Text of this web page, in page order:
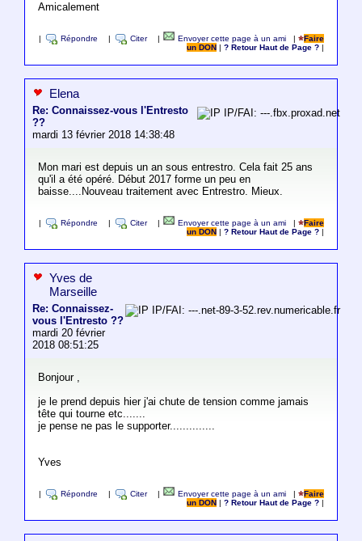
Amicalement
Répondre Citer Envoyer cette page à un ami |
Faire
un DON
|? Retour Haut de Page ?
Elena
Re: Connaissez-vous l'Entresto
??
mardi 13 février 2018 14:38:48
IP/FAI: ---.fbx.proxad.net
Mon mari est depuis un an sous entrestro. Cela fait 25 ans
qu'il a été opéré. Début 2017 forme un peu en
baisse....Nouveau traitement avec Entrestro. Mieux.
Répondre Citer Envoyer cette page à un ami |
Faire
un DON
|? Retour Haut de Page ?
Yves de
Marseille
Re: Connaissez-
vous l'Entresto ??
mardi 20 février
2018 08:51:25
IP/FAI: ---.net-89-3-52.rev.numericable.fr
Bonjour ,
je le prend depuis hier j'ai chute de tension comme jamais
tête qui tourne etc.......
je pense ne pas le supporter..............
Yves
Répondre Citer Envoyer cette page à un ami |
Faire
un DON
|? Retour Haut de Page ?